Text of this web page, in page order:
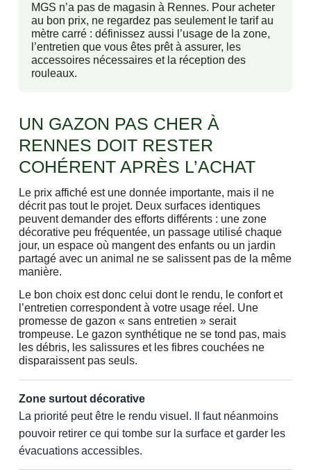
MGS n’a pas de magasin à Rennes. Pour acheter
au bon prix, ne regardez pas seulement le tarif au
mètre carré : définissez aussi l’usage de la zone,
l’entretien que vous êtes prêt à assurer, les
accessoires nécessaires et la réception des
rouleaux.
UN GAZON PAS CHER À
RENNES DOIT RESTER
COHÉRENT APRÈS L’ACHAT
Le prix affiché est une donnée importante, mais il ne
décrit pas tout le projet. Deux surfaces identiques
peuvent demander des efforts différents : une zone
décorative peu fréquentée, un passage utilisé chaque
jour, un espace où mangent des enfants ou un jardin
partagé avec un animal ne se salissent pas de la même
manière.
Le bon choix est donc celui dont le rendu, le confort et
l’entretien correspondent à votre usage réel. Une
promesse de gazon « sans entretien » serait
trompeuse. Le gazon synthétique ne se tond pas, mais
les débris, les salissures et les fibres couchées ne
disparaissent pas seuls.
Zone surtout décorative
La priorité peut être le rendu visuel. Il faut néanmoins
pouvoir retirer ce qui tombe sur la surface et garder les
évacuations accessibles.